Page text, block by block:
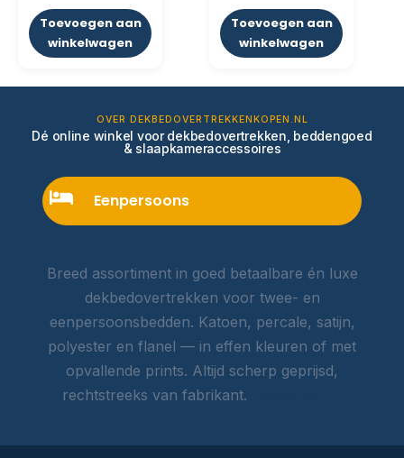
Toevoegen aan
winkelwagen
Toevoegen aan
winkelwagen
OVER DEKBEDOVERTREKKENKOPEN.NL
Dé online winkel voor dekbedovertrekken, beddengoed
& slaapkameraccessoires
Eenpersoons
Breed assortiment in goed betaalbare én luxe
dekbedovertrekken voor twee- en
eenpersoonsbedden. Katoen, percale, satijn,
polyester en flanel — in effen kleuren of met
opvallende prints. Altijd scherp geprijsd,
rechtstreeks van fabrikant.